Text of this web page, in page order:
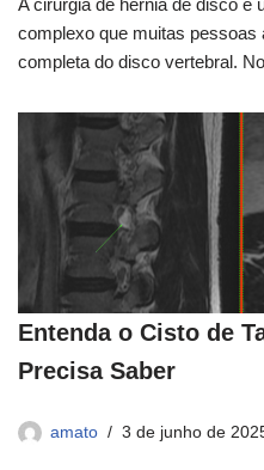
A cirurgia de hérnia de disco é
complexo que muitas
completa do disco vertebral.
Entenda o Cisto de
Precisa Saber
amato 3 de junho de